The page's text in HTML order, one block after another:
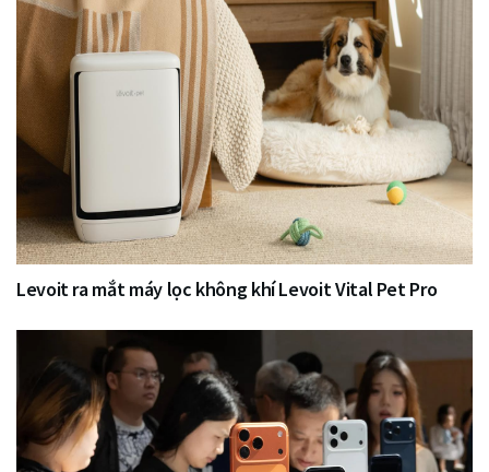
Levoit ra mắt máy lọc không khí Levoit Vital Pet Pro